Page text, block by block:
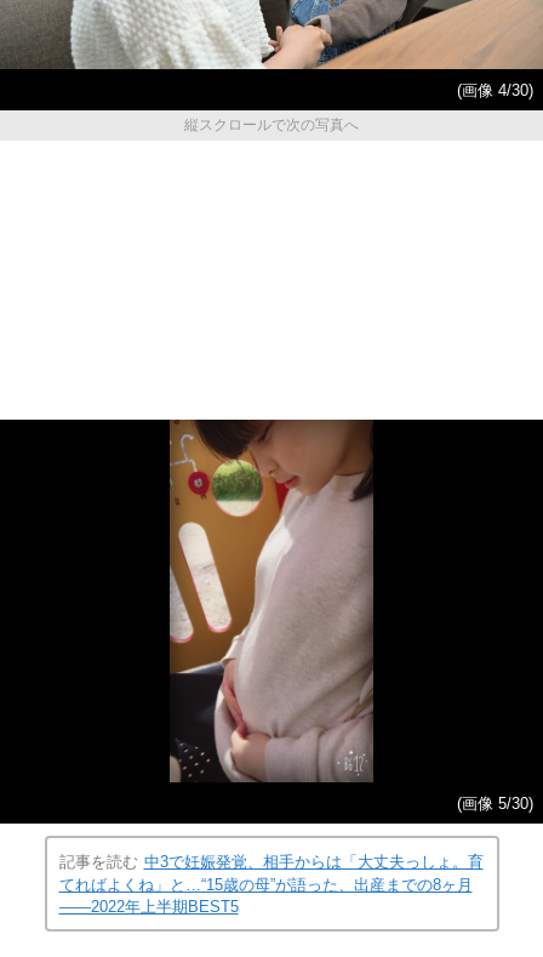
(画像 4/30)
縦スクロールで次の写真へ
(画像 5/30)
記事を読む 中3で妊娠発覚、相手からは「大丈夫っしょ。育
てればよくね」と…“15歳の母”が語った、出産までの8ヶ月
――2022年上半期BEST5